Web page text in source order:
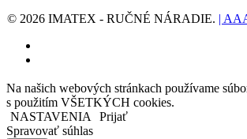
© 2026 IMATEX - RUČNÉ NÁRADIE. |
Na našich webových stránkach používame
s použitím VŠETKÝCH cookies.
NASTAVENIA Prijať
Spravovať súhlas